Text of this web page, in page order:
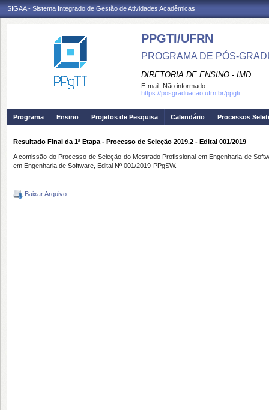
SIGAA - Sistema Integrado de Gestão de Atividades Acadêmicas
PPGTI/UFRN
PROGRAMA DE PÓS-
DIRETORIA DE ENSINO - IMD
E-mail: Não informado
https://posgraduacao.ufrn.br/ppgti
Programa Ensino Projetos de Pesquisa Calendário Processos
Resultado Final da 1ª Etapa - Processo de Seleção 2019.2 - Edital 001/2019
A comissão do Processo de Seleção do Mestrado Profissional em Engenharia de
em Engenharia de Software, Edital Nº 001/2019-PPgSW.
Baixar Arquivo